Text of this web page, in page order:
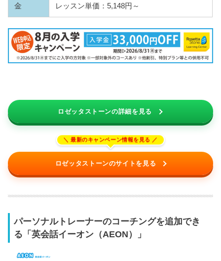
金
レッスン単価：5,148円～
ロゼッタストーンの詳細を見る
ロゼッタストーンのサイトを見る
パーソナルトレーナーのコーチングを追加でき
る「英会話イーオン（AEON）」